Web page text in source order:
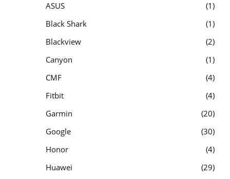
ASUS
1
Black Shark
1
Blackview
2
Canyon
1
CMF
4
Fitbit
4
Garmin
20
Google
30
Honor
4
Huawei
29